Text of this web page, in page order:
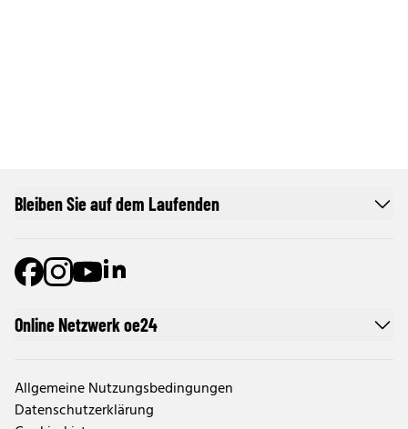
Online Netzwerk oe24
Allgemeine Nutzungsbedingungen
Datenschutzerklärung
Bleiben Sie auf dem Laufenden